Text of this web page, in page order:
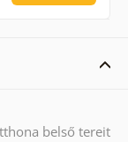
belső tereit